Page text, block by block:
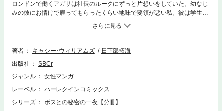
ロンドンで働くアガサは社長のルークにずっと片想いをしていた。幼なじ
みの彼にお情けで雇ってもらったくらい地味で要領が悪い私。彼は学生時
代から女の子に大人気で、今もプレイボーイで有名。アガサは彼へのかな
わぬ恋をあきらめて、現実的な相手を見つける決心をする。しかし、ルー
クは傲慢にも彼女のデート相手を調べあげ、詐欺師だと告げる。せっかく
彼を忘れられると思ったのに…。泣きくずれる彼女はなぐさめられるまま
著者 キャシー･ウィリアムズ
日下部拓海
出版社
SBCr
ジャンル
女性マンガ
レーベル
ハーレクインコミックス
シリーズ
ボスとの秘密の一夜【分冊】